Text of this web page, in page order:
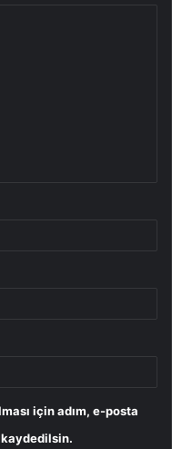
için adım, e-posta
kaydedilsin.